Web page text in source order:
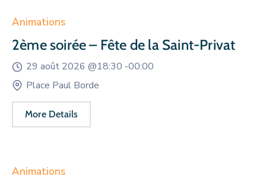
Animations
2ème soirée – Fête de la Saint-Privat
29 août 2026 @18:30 -00:00
Place Paul Borde
More Details
Animations